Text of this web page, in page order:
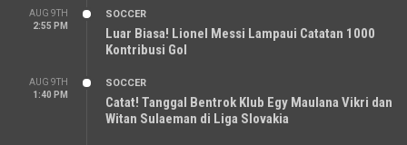
AUG 9TH
2:55 PM
SOCCER
Luar Biasa! Lionel Messi Lampaui Catatan 1000
Kontribusi Gol
AUG 9TH
1:40 PM
SOCCER
Catat! Tanggal Bentrok Klub Egy Maulana Vikri dan
Witan Sulaeman di Liga Slovakia